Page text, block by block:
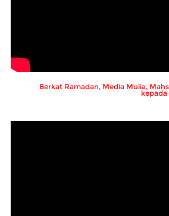
Berkat Ramadan, Media Mulia,